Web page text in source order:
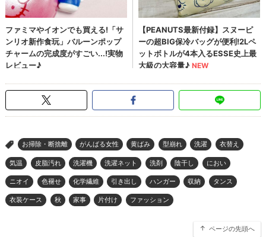
> お掃除・断捨離 がんばる女性 黄ばみ 型崩れ 洗濯 衣替え
気温 ⽪脂汚れ 洗濯機 洗濯ネット 洗剤 陰干し におい
ニオイ 色褪せ 化学繊維 引き出し ハンガー 収納 タンス
衣装ケース 秋 家事 片付け ファッション
ページの先頭へ